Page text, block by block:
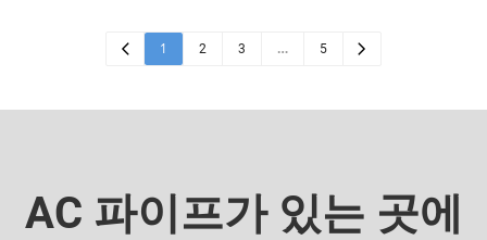
2100 ~ 7000 PSI, R410에 필요한
700 PSI보다 훨씬 높습니다. 7.
회사 이름, 크기, 미터 등을 인쇄
건물에 적합합니다. 고품질 PVC
로 제작되어 파이프를 잘 보호합
스템, 열 펌프, 덕트리스 미니 분
로 제작되어 파이프를 잘 보호합
스템, 열 펌프, 덕트리스 미니 분
1 2 3 … 5
AC 파이프가 있는 곳에